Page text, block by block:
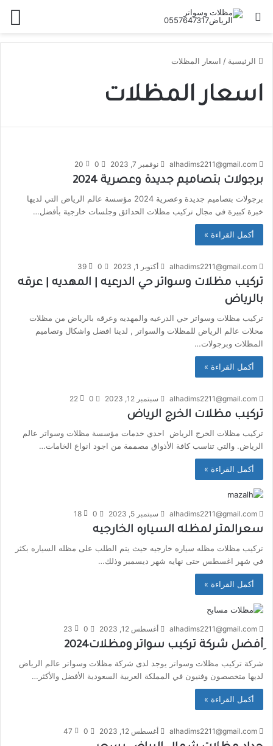
الرئيسية / اسعار المظلات
اسعار المظلات
alhadims2211@gmail.com نوفمبر 7, 2023 0
20
برجولات بتصاميم جديدة وعصرية 2024
برجولات بتصاميم جديدة وعصرية 2024 مؤسسة عالم الرياض التي لديها
خبرة كبيرة في مجال تركيب مظلات الحدائق وجلسات خارجية بأفضل…
أكمل القراءة »
alhadims2211@gmail.com أكتوبر 1, 2023 0
39
تركيب مظلات وسواتر حي الدرعيه | المهديه | عرقه
بالرياض
تركيب مظلات وسواتر حي الدرعيه والمهديه وعرقه بالرياض من مظلات
محلات عالم الرياض للمظلات والسواتر , لدينا افضل واشكال وتصاميم
المظلات وبرجولات…
أكمل القراءة »
alhadims2211@gmail.com سبتمبر 12, 2023 0
22
تركيب مظلات الخرج الرياض
تركيب مظلات الخرج الرياض احدي خدمات مؤسسة مظلات وسواتر عالم
الرياض. والتي تناسب كافة الأذواق مصممة من اجود انواع الخامات…
أكمل القراءة »
alhadims2211@gmail.com سبتمبر 5, 2023 0
18
سعرالمتر لمظله السياره الخارجيه
تركيب مظلات مظله سياره خارجيه حيث يتم الطلب على مظله السياره بكثر
في شهر اغسطس حتى نهايه شهر ديسمبر وذلك…
أكمل القراءة »
alhadims2211@gmail.com أغسطس 12, 2023 0
23
ِأفضل شركة تركيب سواتر ومظلات2024
شركة تركيب مظلات وسواتر يوجد لدى شركة مظلات وسواتر عالم الرياض
لديها متخصصون وفنيون في المملكة العربية السعودية الأفضل والأكثر…
أكمل القراءة »
alhadims2211@gmail.com أغسطس 12, 2023 0
47